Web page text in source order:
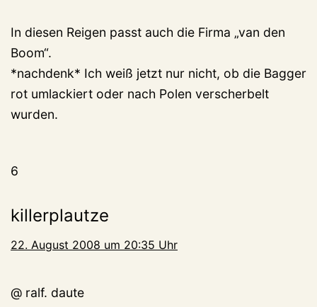
In diesen Reigen passt auch die Firma „van den
Boom“.
*nachdenk* Ich weiß jetzt nur nicht, ob die Bagger
rot umlackiert oder nach Polen verscherbelt
wurden.
6
killerplautze
22. August 2008 um 20:35 Uhr
@ ralf. daute